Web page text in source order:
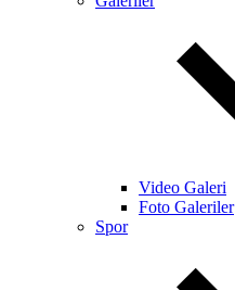
Video Galeri
Foto Galeriler
Spor